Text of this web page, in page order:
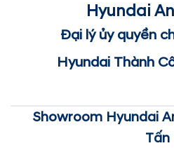
Hyundai
Đại lý ủy quyền
Hyundai Thành
Showroom Hyundai
Tấn